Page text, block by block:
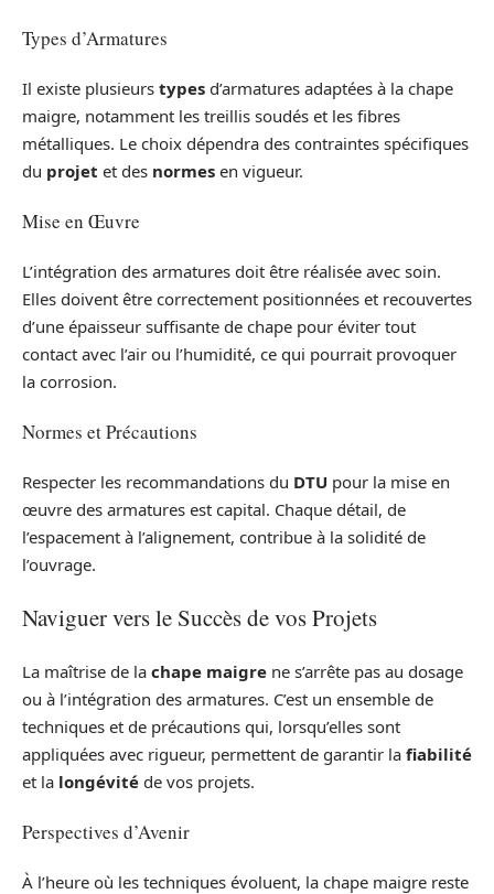
Types d’Armatures
Il existe plusieurs types d’armatures adaptées à la chape
maigre, notamment les treillis soudés et les fibres
métalliques. Le choix dépendra des contraintes spécifiques
du projet et des normes en vigueur.
Mise en Œuvre
L’intégration des armatures doit être réalisée avec soin.
Elles doivent être correctement positionnées et recouvertes
d’une épaisseur suffisante de chape pour éviter tout
contact avec l’air ou l’humidité, ce qui pourrait provoquer
la corrosion.
Normes et Précautions
Respecter les recommandations du DTU pour la mise en
œuvre des armatures est capital. Chaque détail, de
l’espacement à l’alignement, contribue à la solidité de
l’ouvrage.
Naviguer vers le Succès de vos Projets
La maîtrise de la chape maigre ne s’arrête pas au dosage
ou à l’intégration des armatures. C’est un ensemble de
techniques et de précautions qui, lorsqu’elles sont
appliquées avec rigueur, permettent de garantir la fiabilité
et la longévité de vos projets.
Perspectives d’Avenir
À l’heure où les techniques évoluent, la chape maigre reste